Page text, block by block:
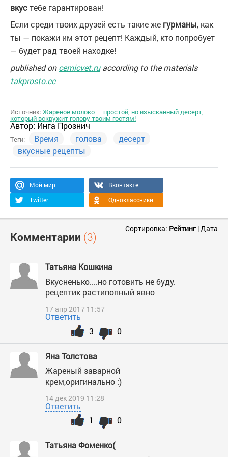
вкустебе гарантирован!
Если среди твоих друзей есть такие же гурманы, как
ты — покажи им этот рецепт! Каждый, кто попробует
— будет рад твоей находке!
published oncemicvet.ruaccording to the materials
takprosto.cc
Источник:Жареное молоко — простой, но изысканный десерт,
который вскружит голову твоим гостям!
Автор: Инга Прознич
Теги: Время голова
десерт
вкусные рецепты
Мой мир
Вконтакте
Twitter
Одноклассники
Комментарии (3)
Сортировка: Рейтинг|Дата
Татьяна Кошкина
Вкусненько....но готовить не буду.
рецептик растипопный явно
17 апр 2017 11:57
Ответить
0
3
Яна Толстова
Жареный заварной
крем,оригинально :)
14 дек 2019 11:28
Ответить
0
1
Татьяна Фоменко(